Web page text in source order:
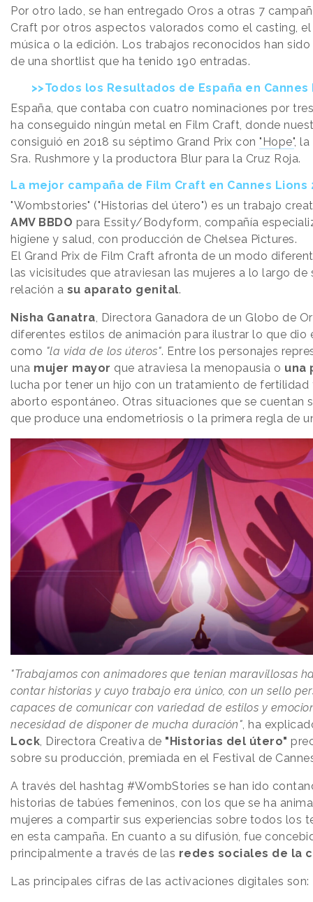
Por otro lado, se han entregado Oros a otras 7
Craft por otros aspectos valorados como el casting,
música o la edición. Los trabajos reconocidos han
de una shortlist que ha tenido 190 entradas.
>>Todos los Resultados de España en Cannes
España, que contaba con cuatro nominaciones por
ha conseguido ningún metal en Film Craft, donde
consiguió en 2018 su séptimo Grand Prix con "Hope", la
Sra. Rushmore y la productora Blur para la Cruz Roja.
La mejor campaña de Film Craft en Cannes Lions
"Wombstories" ("Historias del útero") es un trabajo
AMV BBDO para Essity/Bodyform, compañía
higiene y salud, con producción de Chelsea Pictures.
El Grand Prix de Film Craft afronta de un modo
las vicisitudes que atraviesan las mujeres a lo largo de
relación a su aparato genital.
Nisha Ganatra , Directora Ganadora de un Globo de
diferentes estilos de animación para ilustrar lo que dio
como "la vida de los úteros". Entre los personajes
una mujer mayor que atraviesa la menopausia o una
lucha por tener un hijo con un tratamiento de fertilidad
aborto espontáneo. Otras situaciones que se cuentan
que produce una endometriosis o la primera regla de
"Trabajamos con animadores que tenían maravillosas
contar historias y cuyo trabajo era único, con un sello
capaces de comunicar con variedad de estilos y
necesidad de disponer de mucha duración", ha
Lock, Directora Creativa de "Historias del útero"
sobre su producción, premiada en el Festival de
A través del hashtag #WombStories se han ido
historias de tabúes femeninos, con los que se ha
mujeres a compartir sus experiencias sobre todos los
en esta campaña. En cuanto a su difusión, fue
principalmente a través de las redes sociales de la
Las principales cifras de las activaciones digitales son: